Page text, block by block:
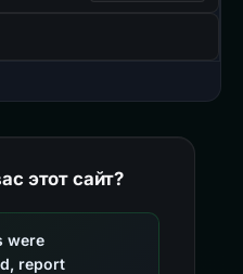
этот сайт?
were
report